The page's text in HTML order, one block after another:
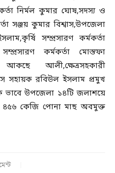
নির্মল কুমার ঘোষ,সদস্য ও
সঞ্জয় কুমার বিশ্বাস,উপজেলা
সম্প্রসারণ কর্মকর্তা
কর্মকর্তা মোস্তফা
আলী,ক্ষেত্রসহকারী
সহায়ক রবিউল ইসলাম প্রমুখ
ভাবে উপজেলা ১৪টি জলাশয়ে
কেজি পোনা মাছ অবমুক্ত